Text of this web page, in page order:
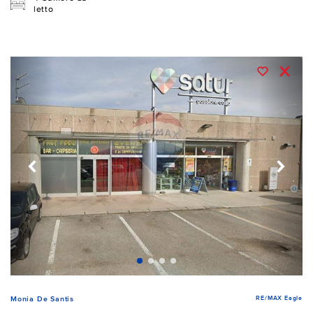
letto
Monia De Santis RE/MAX Eagle